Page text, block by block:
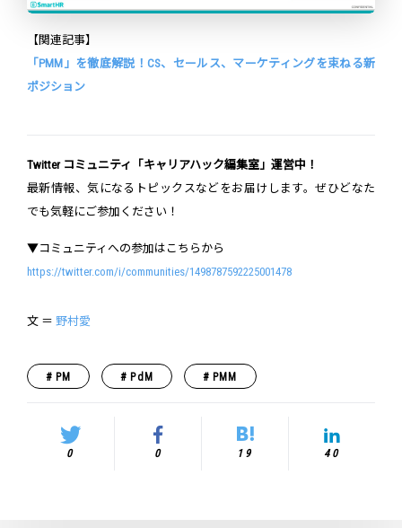
【関連記事】
「PMM」を徹底解説！CS、セールス、マーケティングを束ねる新
ポジション
Twitter コミュニティ「キャリアハック編集室」運営中！
最新情報、気になるトピックスなどをお届けします。ぜひどなた
でも気軽にご参加ください！
▼コミュニティへの参加はこちらから
https://twitter.com/i/communities/1498787592225001478
文 ＝ 野村愛
PM PdM PMM
0 0 19 40